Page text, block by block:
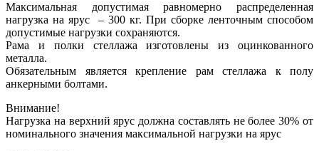
Максимальная допустимая равномерно распределенная
нагрузка на ярус – 300 кг. При сборке ленточным способом
допустимые нагрузки сохраняются.
Рама и полки стеллажа изготовлены из оцинкованного
металла.
Обязательным является крепление рам стеллажа к полу
анкерными болтами.
Внимание!
Нагрузка на верхний ярус должна составлять не более 30% от
номинального значения максимальной нагрузки на ярус